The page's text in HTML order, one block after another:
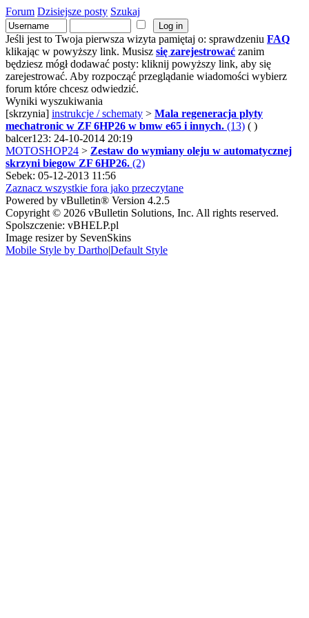
Forum Dzisiejsze posty Szukaj
Jeśli jest to Twoja pierwsza wizyta pamiętaj o: sprawdzeniu FAQ
klikając w powyższy link. Musisz się zarejestrować zanim
będziesz mógł dodawać posty: kliknij powyższy link, aby się
zarejestrować. Aby rozpocząć przeglądanie wiadomości wybierz
forum które chcesz odwiedzić.
Wyniki wyszukiwania
[skrzynia] instrukcje / schematy > Mala regeneracja plyty
mechatronic w ZF 6HP26 w bmw e65 i innych. (13) ( )
balcer123: 24-10-2014 20:19
MOTOSHOP24 > Zestaw do wymiany oleju w automatycznej
skrzyni biegow ZF 6HP26. (2)
Sebek: 05-12-2013 11:56
Zaznacz wszystkie fora jako przeczytane
Powered by vBulletin® Version 4.2.5
Copyright © 2026 vBulletin Solutions, Inc. All rights reserved.
Spolszczenie: vBHELP.pl
Image resizer by SevenSkins
Mobile Style by Dartho|Default Style